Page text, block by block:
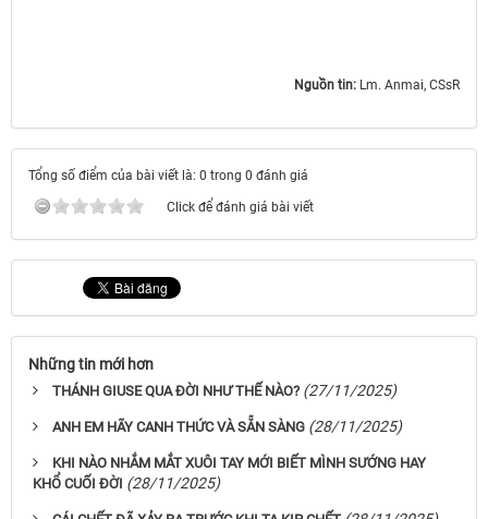
Nguồn tin: Lm. Anmai, CSsR
Tổng số điểm của bài viết là: 0 trong 0 đánh giá
Click để đánh giá bài viết
Những tin mới hơn
THÁNH GIUSE QUA ĐỜI NHƯ THẾ NÀO? (27/11/2025)
ANH EM HÃY CANH THỨC VÀ SẴN SÀNG (28/11/2025)
KHI NÀO NHẮM MẮT XUÔI TAY MỚI BIẾT MÌNH SƯỚNG HAY
KHỔ CUỐI ĐỜI (28/11/2025)